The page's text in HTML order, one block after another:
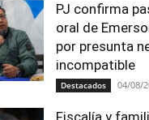
PJ confirma
oral de
por presunta
incompatible
Destacados 04/08/
Fiscalía y